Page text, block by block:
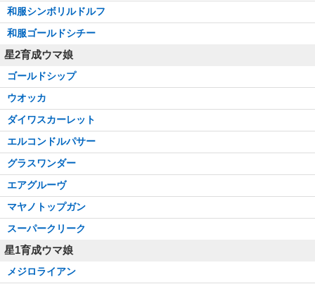
和服シンボリルドルフ
和服ゴールドシチー
星2育成ウマ娘
ゴールドシップ
ウオッカ
ダイワスカーレット
エルコンドルパサー
グラスワンダー
エアグルーヴ
マヤノトップガン
スーパークリーク
星1育成ウマ娘
メジロライアン